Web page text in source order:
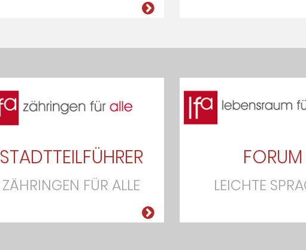
STADTTEILFÜHRER
ZÄHRINGEN FÜR ALLE
FORUM
LEICHTE